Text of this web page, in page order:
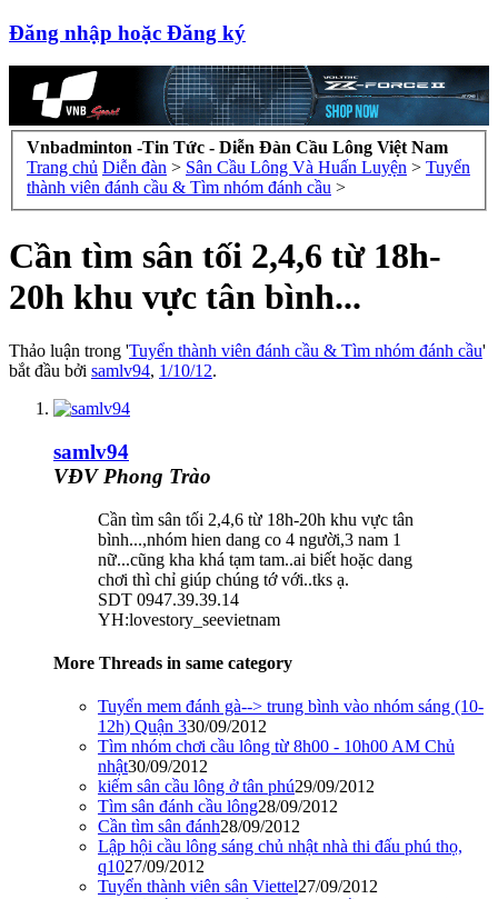
Đăng nhập hoặc Đăng ký
Vnbadminton -Tin Tức - Diễn Đàn Cầu Lông Việt Nam
Trang chủ Diễn đàn > Sân Cầu Lông Và Huấn Luyện > Tuyển
thành viên đánh cầu & Tìm nhóm đánh cầu >
Cần tìm sân tối 2,4,6 từ 18h-
20h khu vực tân bình...
Thảo luận trong 'Tuyển thành viên đánh cầu & Tìm nhóm đánh cầu'
bắt đầu bởi samlv94, 1/10/12.
samlv94
VĐV Phong Trào
Cần tìm sân tối 2,4,6 từ 18h-20h khu vực tân
bình...,nhóm hien dang co 4 người,3 nam 1
nữ...cũng kha khá tạm tam..ai biết hoặc dang
chơi thì chỉ giúp chúng tớ với..tks ạ.
SDT 0947.39.39.14
YH:lovestory_seevietnam
More Threads in same category
Tuyển mem đánh gà--> trung bình vào nhóm sáng (10-
12h) Quận 330/09/2012
Tìm nhóm chơi cầu lông từ 8h00 - 10h00 AM Chủ
nhật30/09/2012
kiếm sân cầu lông ở tân phú29/09/2012
Tìm sân đánh cầu lông28/09/2012
Cần tìm sân đánh28/09/2012
Lập hội cầu lông sáng chủ nhật nhà thi đấu phú thọ,
q1027/09/2012
Tuyển thành viên sân Viettel27/09/2012